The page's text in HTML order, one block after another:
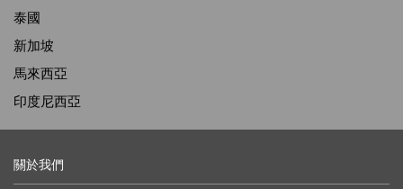
泰國
新加坡
馬來西亞
印度尼西亞
關於我們